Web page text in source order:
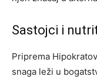
Sastojci i
Priprema
snaga leži u